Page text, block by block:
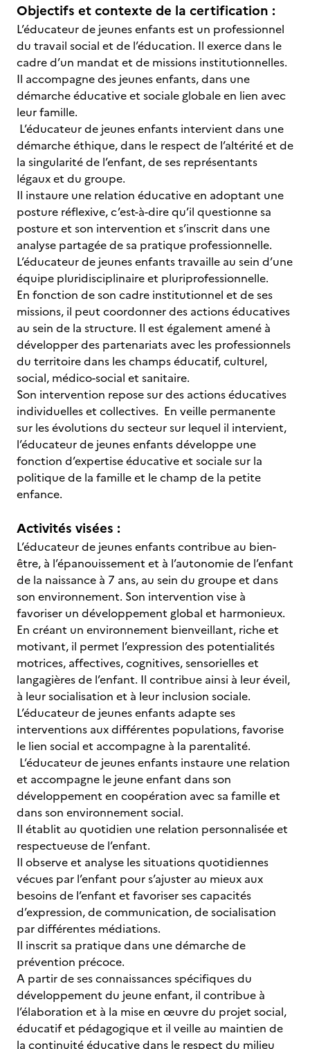
Objectifs et contexte de la certification :
L’éducateur de jeunes enfants est un professionnel
du travail social et de l’éducation. Il exerce dans le
cadre d’un mandat et de missions institutionnelles.
Il accompagne des jeunes enfants, dans une
démarche éducative et sociale globale en lien avec
leur famille.
L’éducateur de jeunes enfants intervient dans une
démarche éthique, dans le respect de l’altérité et de
la singularité de l’enfant, de ses représentants
légaux et du groupe.
Il instaure une relation éducative en adoptant une
posture réflexive, c’est-à-dire qu’il questionne sa
posture et son intervention et s’inscrit dans une
analyse partagée de sa pratique professionnelle.
L’éducateur de jeunes enfants travaille au sein d’une
équipe pluridisciplinaire et pluriprofessionnelle.
En fonction de son cadre institutionnel et de ses
missions, il peut coordonner des actions éducatives
au sein de la structure. Il est également amené à
développer des partenariats avec les professionnels
du territoire dans les champs éducatif, culturel,
social, médico-social et sanitaire.
Son intervention repose sur des actions éducatives
individuelles et collectives. En veille permanente
sur les évolutions du secteur sur lequel il intervient,
l’éducateur de jeunes enfants développe une
fonction d’expertise éducative et sociale sur la
politique de la famille et le champ de la petite
enfance.
Activités visées :
L’éducateur de jeunes enfants contribue au bien-
être, à l’épanouissement et à l’autonomie de l’enfant
de la naissance à 7 ans, au sein du groupe et dans
son environnement. Son intervention vise à
favoriser un développement global et harmonieux.
En créant un environnement bienveillant, riche et
motivant, il permet l’expression des potentialités
motrices, affectives, cognitives, sensorielles et
langagières de l’enfant. Il contribue ainsi à leur éveil,
à leur socialisation et à leur inclusion sociale.
L’éducateur de jeunes enfants adapte ses
interventions aux différentes populations, favorise
le lien social et accompagne à la parentalité.
L’éducateur de jeunes enfants instaure une relation
et accompagne le jeune enfant dans son
développement en coopération avec sa famille et
dans son environnement social.
Il établit au quotidien une relation personnalisée et
respectueuse de l’enfant.
Il observe et analyse les situations quotidiennes
vécues par l’enfant pour s’ajuster au mieux aux
besoins de l’enfant et favoriser ses capacités
d’expression, de communication, de socialisation
par différentes médiations.
Il inscrit sa pratique dans une démarche de
prévention précoce.
A partir de ses connaissances spécifiques du
développement du jeune enfant, il contribue à
l’élaboration et à la mise en œuvre du projet social,
éducatif et pédagogique et il veille au maintien de
la continuité éducative dans le respect du milieu